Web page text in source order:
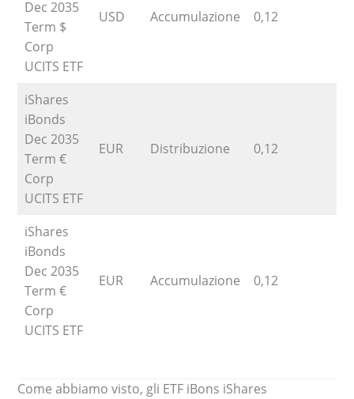
Dec 2035
Term $
Corp
UCITS ETF
USD Accumulazione 0,12
iShares
iBonds
Dec 2035
Term €
Corp
UCITS ETF
EUR Distribuzione 0,12
iShares
iBonds
Dec 2035
Term €
Corp
UCITS ETF
EUR Accumulazione 0,12
Come abbiamo visto, gli ETF iBons iShares